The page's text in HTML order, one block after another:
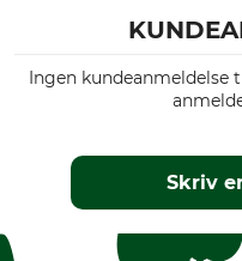
Ingen
Skriv